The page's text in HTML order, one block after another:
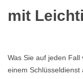
mit
Was Sie auf jeden
einem Schlüsseldienst